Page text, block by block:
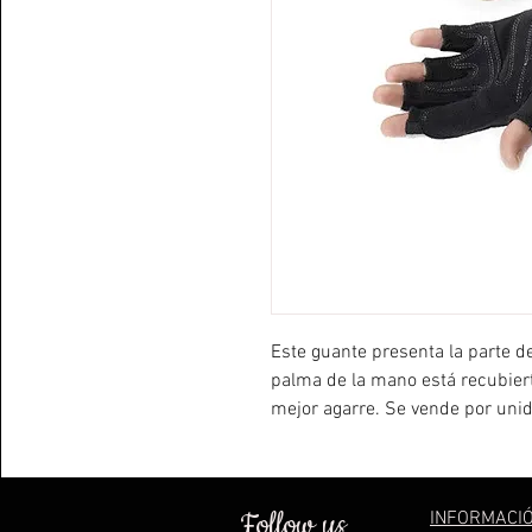
Este guante presenta la parte
palma de la mano está
mejor agarre. Se vende por